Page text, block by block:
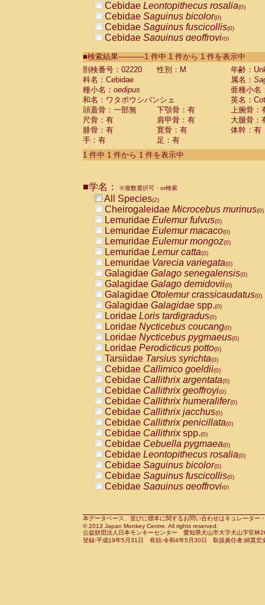
Cebidae Leontopithecus rosalia(0)
Cebidae Saguinus bicolor(0)
Cebidae Saguinus fuscicollis(0)
Cebidae Saguinus geoffroyi(0)
CebidaeSaguinus labiatus(0)
Cebidae Saguinus leucopus (0)
Cebidae
Cebidae
CebidaeSaguinus nigricollis (1)
Cebidae Saguinus oedipus
Cebidae Saguinus weddelli
Cebidae Saguinusspp.
Cebidae Aotus trivirgatus
Cebidae Cebus albifrons
CebidaeCebus nigrivittatus
CebidaeCebus
CebidaeSaimiri boliviensis(0)
CebidaeSaimiri sciureus(0)
AtelidaeAlouatta caraya(0)
AtelidaeAlouatta fusca(0)
AtelidaeAlouatta seniculus
AtelidaeAlouattaspp.(0)
AtelidaeAteles belzebuth(0)
AtelidaeAteles geoffroyi(0)
AtelidaeAteles paniscus(0)
AtelidaeAtelesspp.(0)
Atelidae Lagothrix lagothricha
AtelidaeLagothrix lagothricha cana
PitheciidaeCacajao calvus
PitheciidaeCallicebus cupreus
PitheciidaeCallicebus donacophilus
PitheciidaeCallicebus moloch
PitheciidaeCallicebus torquatus
PitheciidaeCallicebusspp.(0)
PitheciidaeChiropotes satanas(0)
PitheciidaePithecia monachus
PitheciidaePithecia pithecia(0)
CercopithecidaeCercocebus agilis
CercopithecidaeCercocebus
CercopithecidaeCercocebus
CercopithecidaeCercocebus
CercopithecidaeCercocebus
CercopithecidaeCercocebushybrid
CercopithecidaePapio anubis(0)
CercopithecidaePapio cynocephalus
CercopithecidaePapio hamadryas(0)
■検索結果-----------1 件中 1 件から 1 件を表示中
剖検番号：02220
性別：M
年齢：
科名：Cebidae
属名：
種小名： oedipus
亜種小名
和名：ワタボウシパンシェ
英名：
頭蓋骨：一部無
下顎骨：有
上腕骨：
尺骨：有
肩甲骨：有
大腿骨：
腓骨：有
寛骨：有
体幹：有
手：有
足：有
1 件中 1 件から 1 件を表示中
■学名： ※複数選択可・or検索
All Species(2)
Cheirogaleidae Microcebus murinus(0)
Lemuridae Eulemur fulvus(0)
Lemuridae Eulemur macaco(0)
Lemuridae Eulemur mongoz(0)
Lemuridae Lemur catta(0)
Lemuridae Varecia variegata(0)
Galagidae Galago senegalensis(0)
Galagidae Galago demidovii(0)
Galagidae Otolemur crassicaudatus(0)
Galagidae Galagidae spp.(0)
Loridae Loris tardigradus(0)
Loridae Nycticebus coucang(0)
Loridae Nycticebus pygmaeus(0)
Loridae Perodicticus potto(0)
Tarsiidae Tarsius syrichta(0)
Cebidae Callimico goeldii(0)
Cebidae Callithrix argentata(0)
Cebidae Callithrix geoffroyi(0)
Cebidae Callithrix humeralifer(0)
Cebidae Callithrix jacchus(0)
Cebidae Callithrix penicillata(0)
Cebidae Callithrixspp.(0)
Cebidae Cebuella pygmaea(0)
Cebidae Leontopithecus rosalia(0)
Cebidae Saguinus bicolor(0)
Cebidae Saguinus fuscicollis(0)
Cebidae Saguinus geoffroyi(0)
CebidaeSaguinus leucopus(0)
CebidaeSaguinus midas(0)
Cebidae Saguinus mystax(0)
本データベース、並びに標本に関するお問い合わせはキュレータ
© 2013 Japan Monkey Centre. All rights reserved.
公益財団法人日本モンキーセンター 愛知県犬山市大字犬山字官
登録:平成19年5月31日 有効:令和4年5月30日 取扱責任者:綿貫宏